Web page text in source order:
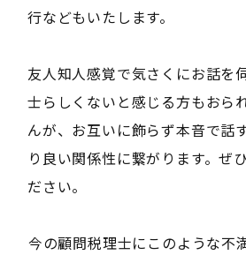
行などもいたします。
友人知人感覚で気さくにお話を
士らしくないと感じる方もおら
んが、お互いに飾らず本音で話
り良い関係性に繋がります。ぜ
ださい。
――今の顧問税理士にこのような